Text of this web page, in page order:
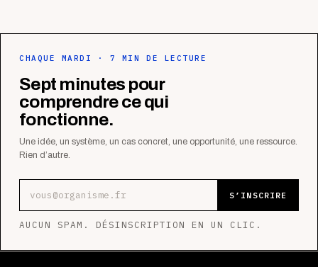
CHAQUE MARDI · 7 MIN DE LECTURE
Sept minutes pour
comprendre ce qui
fonctionne.
Une idée, un système, un cas concret, une opportunité, une ressource.
Rien d’autre.
S’INSCRIRE
AUCUN SPAM. DÉSINSCRIPTION EN UN CLIC.